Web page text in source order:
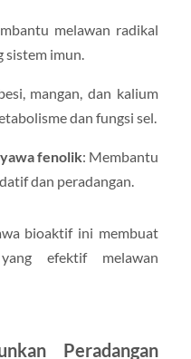
melawan radikal
sistem imun.
mangan, dan kalium
dan fungsi sel.
fenolik: Membantu
dan peradangan.
bioaktif ini membuat
efektif melawan
Peradangan